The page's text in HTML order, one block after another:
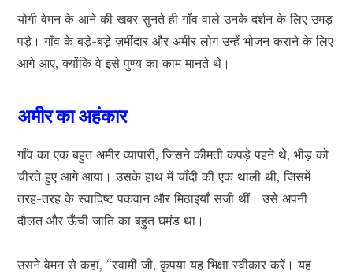
योगी वेमन के आने की खबर सुनते ही गाँव वाले उनके दर्शन के लिए उमड़
पड़े। गाँव के बड़े-बड़े ज़मींदार और अमीर लोग उन्हें भोजन कराने के लिए
आगे आए, क्योंकि वे इसे पुण्य का काम मानते थे।
अमीर का अहंकार
गाँव का एक बहुत अमीर व्यापारी, जिसने कीमती कपड़े पहने थे, भीड़ को
चीरते हुए आगे आया। उसके हाथ में चाँदी की एक थाली थी, जिसमें
तरह-तरह के स्वादिष्ट पकवान और मिठाइयाँ सजी थीं। उसे अपनी
दौलत और ऊँची जाति का बहुत घमंड था।
उसने वेमन से कहा, “स्वामी जी, कृपया यह भिक्षा स्वीकार करें। यह